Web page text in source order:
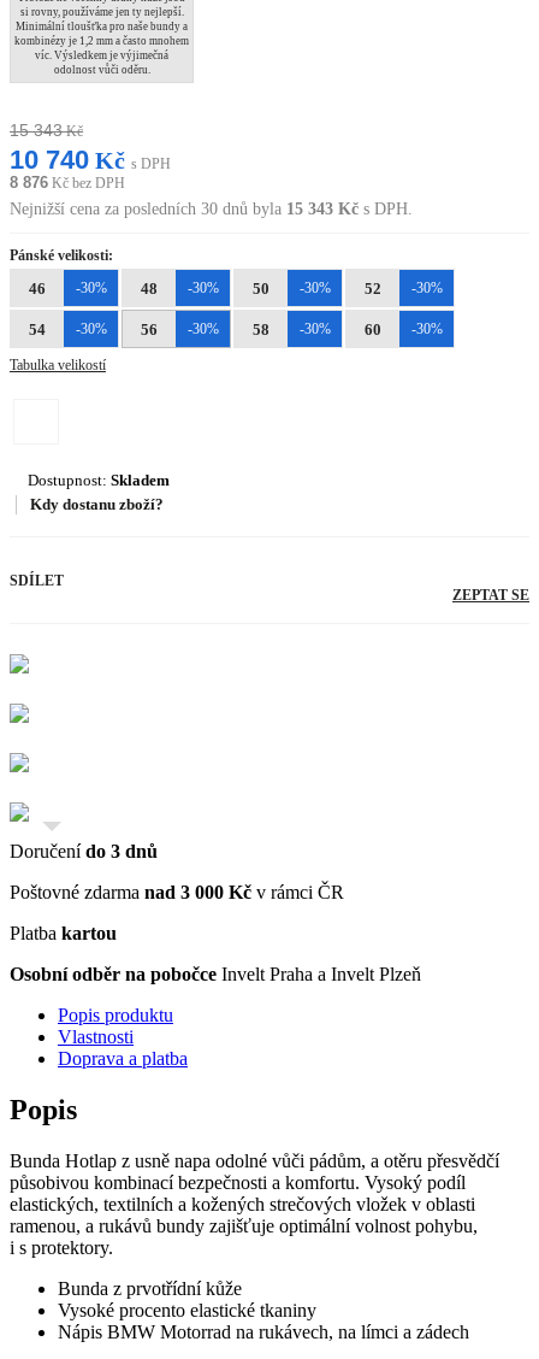
si rovny, používáme jen ty nejlepší.
Minimální tloušťka pro naše bundy a
kombinézy je 1,2 mm a často mnohem
víc. Výsledkem je výjimečná
odolnost vůči oděru.
15 343Kč
10 740 Kč s DPH
8 876 Kč bez DPH
Nejnižší cena za posledních 30 dnů byla 15 343 Kč s DPH.
Pánské velikosti:
46 -30% 48 -30% 50 -30% 52 -30%
54 -30% 56 -30% 58 -30% 60 -30%
Tabulka velikostí
Dostupnost: Skladem
Kdy dostanu zboží?
SDÍLET
ZEPTAT SE
Doručení do 3 dnů
Poštovné zdarma nad 3 000 Kč v rámci ČR
Platba kartou
Osobní odběr na pobočce Invelt Praha a Invelt Plzeň
Popis produktu
Vlastnosti
Doprava a platba
Popis
Bunda Hotlap z usně napa odolné vůči pádům, a otěru přesvědčí
působivou kombinací bezpečnosti a komfortu. Vysoký podíl
elastických, textilních a kožených strečových vložek v oblasti
ramenou, a rukávů bundy zajišťuje optimální volnost pohybu,
i s protektory.
Bunda z prvotřídní kůže
Vysoké procento elastické tkaniny
Nápis BMW Motorrad na rukávech, na límci a zádech